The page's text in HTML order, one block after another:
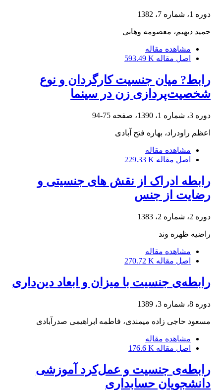
دوره 1، شماره 7، 1382
حمید دیهیم، معصومه وهابی
مشاهده مقاله
اصل مقاله 593.49 K
رابط? میان جنسیت کارگردان و نوع
شخصیت‌پردازی زن در سینما
دوره 3، شماره 1، 1390، صفحه 75-94
اعظم راودراد، بهاره فتح آبادی
مشاهده مقاله
اصل مقاله 229.33 K
رابطه ادراک از نقش های جنسیتی و
رضایت از جنس
دوره 2، شماره 2، 1383
راضیه ظهره وند
مشاهده مقاله
اصل مقاله 270.72 K
رابطه‌ی جنسیت با میزان و ابعاد دین‌داری
دوره 8، شماره 3، 1389
مسعود حاجی زاده میمندی، فاطمه ابراهیمی صدرآبادی
مشاهده مقاله
اصل مقاله 176.6 K
رابطه‌ی جنسیت و عمل‌کرد آموزشی
دانشجویان حسابداری